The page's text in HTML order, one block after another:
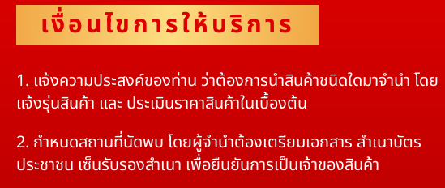
เงื่อนไขการให้บริการ
1. แจ้งความประสงค์ของท่าน ว่าต้องการนำสินค้าชนิดใดมาจำนำ โดย
แจ้งรุ่นสินค้า และ ประเมินราคาสินค้าในเบื้องต้น
2. กำหนดสถานที่นัดพบ โดยผู้จำนำต้องเตรียมเอกสาร สำเนาบัตร
ประชาชน เซ็นรับรองสำเนา เพื่อยืนยันการเป็นเจ้าของสินค้า